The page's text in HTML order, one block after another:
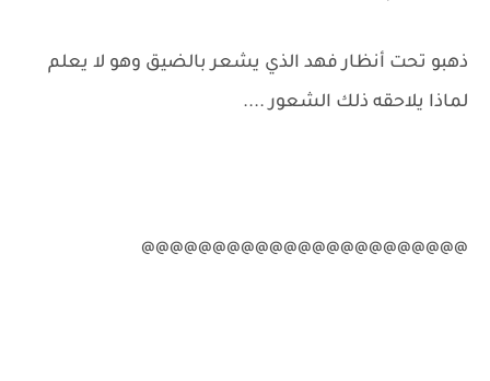
ذهبو تحت أنظار فهد الذي يشعر بالضيق وهو لا يعلم
لماذا يلاحقه ذلك الشعور ....
@@@@@@@@@@@@@@@@@@@@@@@